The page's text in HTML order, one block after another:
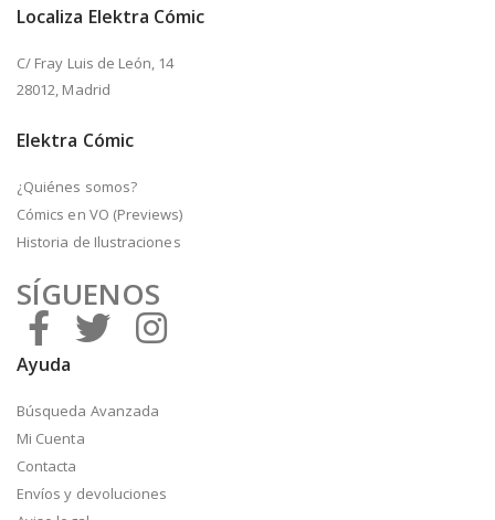
Localiza Elektra Cómic
C/ Fray Luis de León, 14
28012, Madrid
Elektra Cómic
¿Quiénes somos?
Cómics en VO (Previews)
Historia de Ilustraciones
SÍGUENOS
Ayuda
Búsqueda Avanzada
Mi Cuenta
Contacta
Envíos y devoluciones